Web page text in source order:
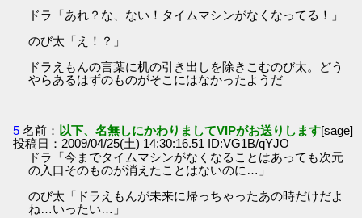
ドラ「あれ？な、ない！タイムマシンがなくなってる！」
のび太「え！？」
ドラえもんの言葉に机の引き出しを除きこむのび太。どう
やらあるはずのものがそこにはなかったようだ
5 名前： 以下、名無しにかわりましてVIPがお送りします[sage]
投稿日：2009/04/25(土) 14:30:16.51 ID:VG1B/qYJO
ドラ「今までタイムマシンがなくなることはあっても次元
の入口そのものが消えたことはないのに…」
のび太「ドラえもんが未来に帰っちゃったあの時だけだよ
ね…いったい…」